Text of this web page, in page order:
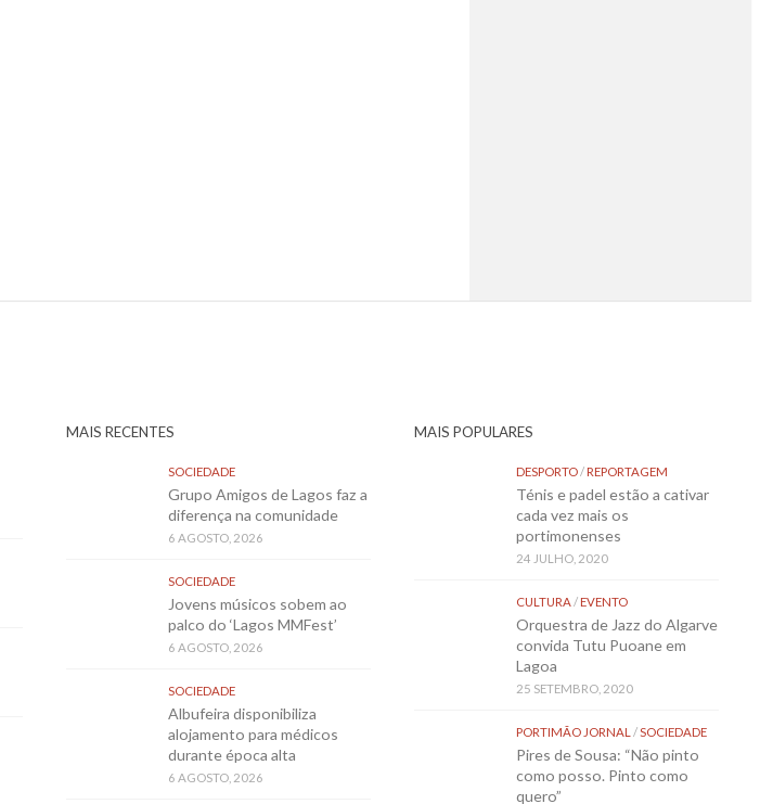
MAIS RECENTES
SOCIEDADE
Grupo Amigos de Lagos faz a
diferença na comunidade
6 AGOSTO, 2026
SOCIEDADE
Jovens músicos sobem ao
palco do ‘Lagos MMFest’
6 AGOSTO, 2026
SOCIEDADE
Albufeira disponibiliza
alojamento para médicos
durante época alta
6 AGOSTO, 2026
MAIS POPULARES
DESPORTO/REPORTAGEM
Ténis e padel estão a cativar
cada vez mais os
portimonenses
24 JULHO, 2020
CULTURA/EVENTO
Orquestra de Jazz do Algarve
convida Tutu Puoane em
Lagoa
25 SETEMBRO, 2020
PORTIMÃO JORNAL /SOCIEDADE
Pires de Sousa: “Não pinto
como posso. Pinto como
quero”